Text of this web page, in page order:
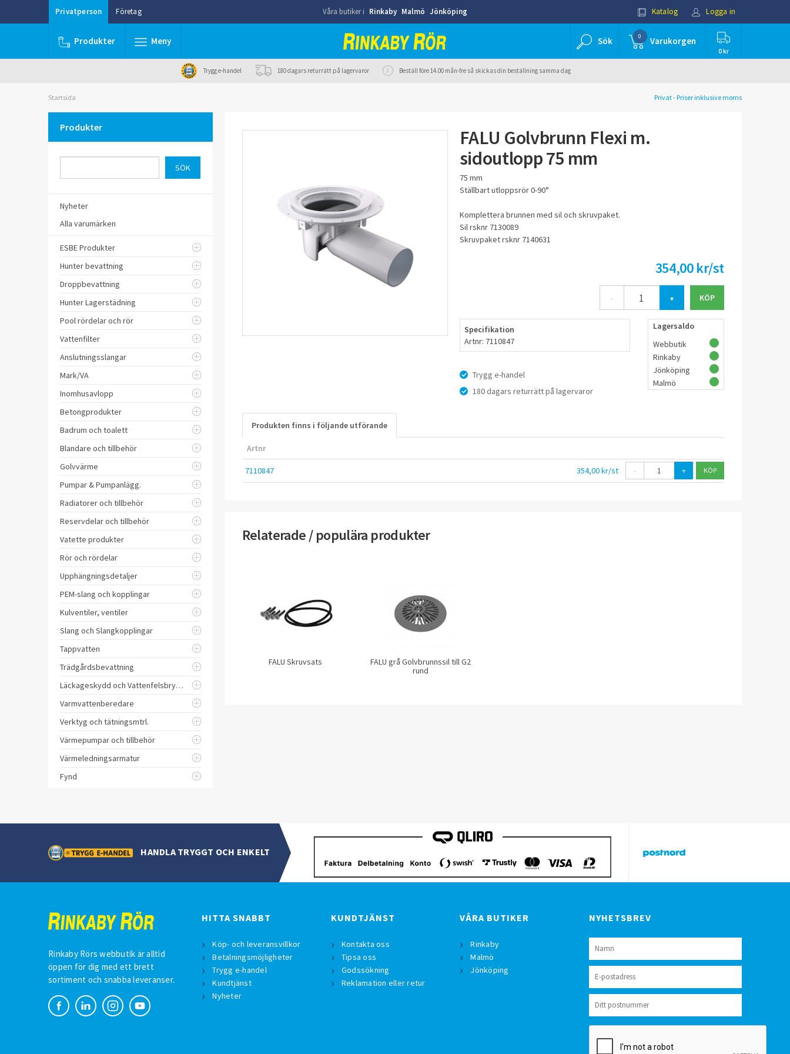
Privatperson Företag Våra butiker i Rinkaby Malmö Jönköping Katalog Logga in
Produkter Meny Sök 0 Varukorgen
0 kr
Trygg e-handel 180 dagars returrätt på lagervaror Beställ före 14.00 mån-fre så skickas din beställning samma dag
Startsida Privat - Priser inklusive moms
Produkter
Nyheter
Alla varumärken
ESBE Produkter
Hunter bevattning
Droppbevattning
Hunter Lagerstädning
Pool rördelar och rör
Vattenfilter
Anslutningsslangar
Mark/VA
Inomhusavlopp
Betongprodukter
Badrum och toalett
Blandare och tillbehör
Golvvärme
Pumpar & Pumpanlägg.
Radiatorer och tillbehör
Reservdelar och tillbehör
Vatette produkter
Rör och rördelar
Upphängningsdetaljer
PEM-slang och kopplingar
Kulventiler, ventiler
Slang och Slangkopplingar
Tappvatten
Trädgårdsbevattning
Läckageskydd och Vattenfelsbrytare
Varmvattenberedare
Verktyg och tätningsmtrl.
Värmepumpar och tillbehör
Värmeledningsarmatur
Fynd
FALU Golvbrunn Flexi m.
sidoutlopp 75 mm
75 mm
Ställbart utloppsrör 0-90°
Komplettera brunnen med sil och skruvpaket.
Sil rsknr 7130089
Skruvpaket rsknr 7140631
354,00 kr/st
- +
Specifikation
Artnr: 7110847
Trygg e-handel
180 dagars returrätt på lagervaror
Lagersaldo
Webbutik
Rinkaby
Jönköping
Malmö
Produkten finns i följande utförande
Artnr
7110847 354,00 kr/st - +
Relaterade / populära produkter
FALU Skruvsats
FALU grå Golvbrunnssil till G2
rund
HANDLA TRYGGT OCH ENKELT
Rinkaby Rörs webbutik är alltid
öppen för dig med ett brett
sortiment och snabba leveranser.
HITTA SNABBT
Köp- och leveransvillkor
Betalningsmöjligheter
Trygg e-handel
Kundtjänst
Nyheter
KUNDTJÄNST
Kontakta oss
Tipsa oss
Godssökning
Reklamation eller retur
VÅRA BUTIKER
Rinkaby
Malmö
Jönköping
NYHETSBREV